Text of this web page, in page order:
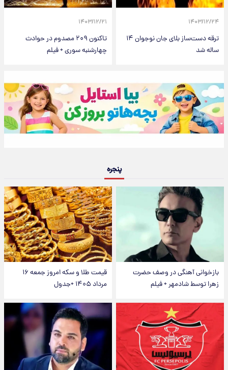
۱۴۰۳/۱۲/۲۴
ترقه دست‌ساز بلای جان نوجوان ۱۴
ساله شد
۱۴۰۳/۱۲/۲۱
تاکنون ۲۰۹ مصدوم در حوادث
چهارشنبه سوری + فیلم
پنجره
بازخوانی آهنگی در وصف حضرت
زهرا توسط شادمهر + فیلم
قیمت طلا و سکه امروز جمعه ۱۶
مرداد ۱۴۰۵ +جدول